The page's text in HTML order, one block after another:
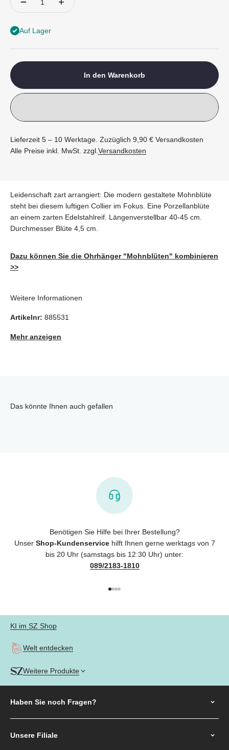
Auf Lager
In den Warenkorb
Lieferzeit 5 – 10 Werktage. Zuzüglich 9,90 € Versandkosten
Alle Preise inkl. MwSt. zzgl. Versandkosten
Leidenschaft zart arrangiert: Die modern gestaltete Mohnblüte
steht bei diesem luftigen Collier im Fokus. Eine Porzellanblüte
an einem zarten Edelstahlreif. Längenverstellbar 40-45 cm.
Durchmesser Blüte 4,5 cm.
Dazu können Sie die Ohrhänger "Mohnblüten" kombinieren
>>
Weitere Informationen
Artikelnr: 885531
Mehr anzeigen
Das könnte Ihnen auch gefallen
Benötigen Sie Hilfe bei Ihrer Bestellung?
Unser Shop-Kundenservicehilft Ihnen gerne werktags von 7
bis 20 Uhr (samstags bis 12:30 Uhr) unter:
089/2183-1810
KI im SZ Shop
Welt entdecken
Weitere Produkte
Haben Sie noch Fragen?
Unsere Filiale